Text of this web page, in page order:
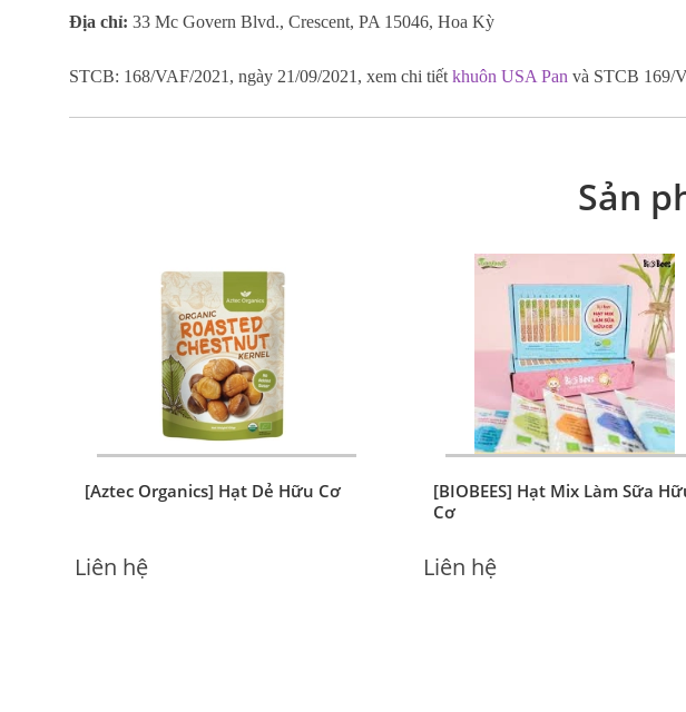
Địa chỉ: 33 Mc Govern Blvd., Crescent, PA 15046, Hoa Kỳ
STCB: 168/VAF/2021, ngày 21/09/2021, xem chi tiết khuôn USA Pan và STCB 169/
Sản
[Aztec Organics] Hạt Dẻ Hữu Cơ
Liên hệ
[BIOBEES] Hạt Mix Làm Sữa
Cơ
Liên hệ